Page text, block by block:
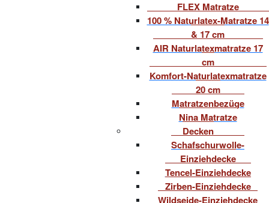
FLEX Matratze
100 % Naturlatex-Matratze 14
& 17 cm
AIR Naturlatexmatratze 17
cm
Komfort-Naturlatexmatratze
20 cm
Matratzenbezüge
Nina Matratze
Decken
Schafschurwolle-
Einziehdecke
Tencel-Einziehdecke
Zirben-Einziehdecke
Wildseide-Einziehdecke